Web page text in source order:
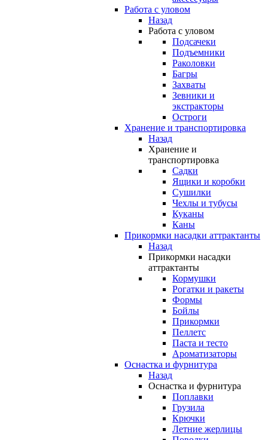
Работа с уловом
Назад
Работа с уловом
Подсачеки
Подъемники
Раколовки
Багры
Захваты
Зевники и
экстракторы
Остроги
Хранение и транспортировка
Назад
Хранение и
транспортировка
Садки
Ящики и коробки
Сушилки
Чехлы и тубусы
Куканы
Каны
Прикормки насадки аттрактанты
Назад
Прикормки насадки
аттрактанты
Кормушки
Рогатки и ракеты
Формы
Бойлы
Прикормки
Пеллетс
Паста и тесто
Ароматизаторы
Оснастка и фурнитура
Назад
Оснастка и фурнитура
Поплавки
Грузила
Крючки
Летние жерлицы